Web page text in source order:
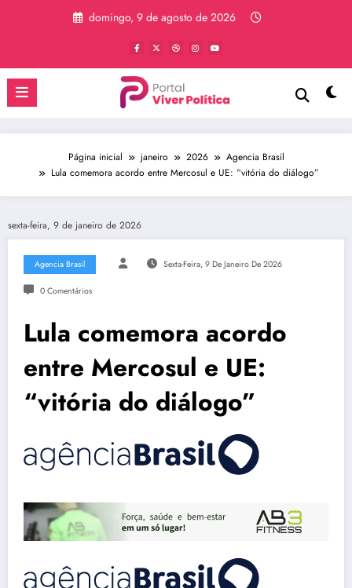
domingo, 9 de agosto de 2026
Página inicial janeiro 2026
Agencia Brasil
Lula comemora acordo entre Mercosul e UE: “vitória do diálogo”
sexta-feira, 9 de janeiro de 2026
Agencia Brasil Sexta-Feira, 9 De Janeiro De 2026
0 Comentários
Lula comemora acordo
entre Mercosul e UE:
“vitória do diálogo”